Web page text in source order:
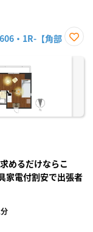
・1R-【角部
に入
めるだけならこ
家電付割安で出張者